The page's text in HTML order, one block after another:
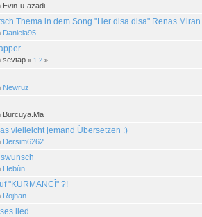
Evin-u-azadi
Thema in dem Song "Her disa disa" Renas Miran
Daniela95
sevtap « 1 2 »
Newruz
Burcuya.Ma
vielleicht jemand Übersetzen :)
Dersim6262
Hebûn
"KURMANCÎ" ?!
Rojhan
lied